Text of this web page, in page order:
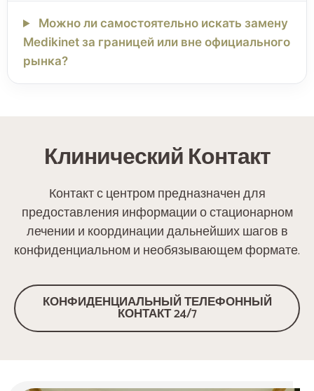
Можно ли самостоятельно искать замену
Medikinet за границей или вне официального
рынка?
Клинический Контакт
Контакт с центром предназначен для
предоставления информации о стационарном
лечении и координации дальнейших шагов в
конфиденциальном и необязывающем формате.
КОНФИДЕНЦИАЛЬНЫЙ ТЕЛЕФОННЫЙ
КОНТАКТ 24/7